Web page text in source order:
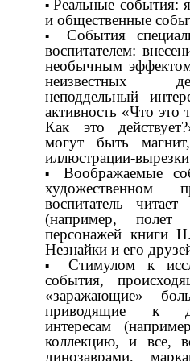
Реальные события:
и общественные
События
воспитателем:
необычным
неизвестных
неподдельный
активность «Что это
Как это
могут быть
иллюстрации-
Воображаемые
художественном
воспитатель
(например,
персонажей книги
Незнайки и его
Стимулом к
события,
«заражающие»
приводящие к
интересам
коллекцию, и все,
динозаврами,